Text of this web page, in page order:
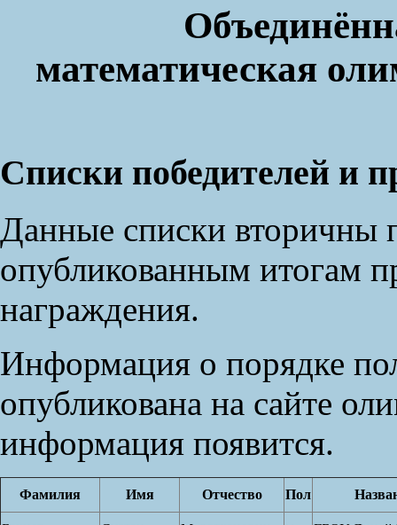
математическая
Списки победителей и
Данные списки вторичны
опубликованным итогам
награждения.
Информация о порядке
опубликована на сайте
информация появится.
Фамилия Имя Отчество Пол